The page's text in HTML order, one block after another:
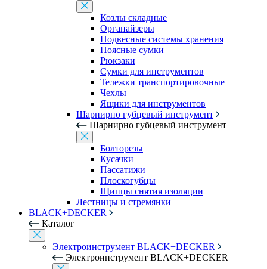
Козлы складные
Органайзеры
Подвесные системы хранения
Поясные сумки
Рюкзаки
Сумки для инструментов
Тележки транспортировочные
Чехлы
Ящики для инструментов
Шарнирно губцевый инструмент
Шарнирно губцевый инструмент
Болторезы
Кусачки
Пассатижи
Плоскогубцы
Щипцы снятия изоляции
Лестницы и стремянки
BLACK+DECKER
Каталог
Электроинструмент BLACK+DECKER
Электроинструмент BLACK+DECKER